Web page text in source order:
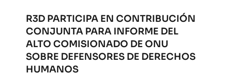
R3D PARTICIPA EN CONTRIBUCIÓN
CONJUNTA PARA INFORME DEL
ALTO COMISIONADO DE ONU
SOBRE DEFENSORES DE DERECHOS
HUMANOS